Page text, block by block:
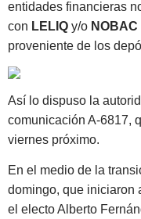
entidades financieras
con LELIQ y/o NOBAC
proveniente de los
Así lo dispuso la
comunicación A-6817,
viernes próximo.
En el medio de la
domingo, que iniciaron
el electo Alberto